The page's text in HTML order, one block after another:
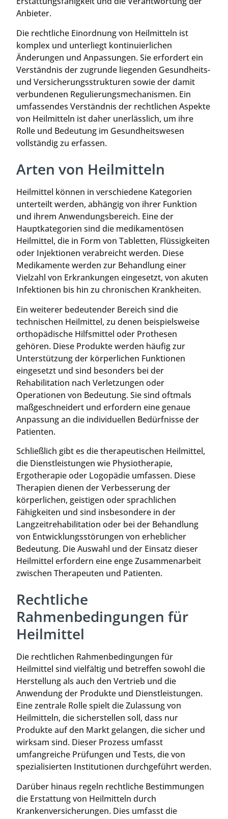
Anbieter.
Die rechtliche Einordnung von Heilmitteln ist
komplex und unterliegt kontinuierlichen
Änderungen und Anpassungen. Sie erfordert ein
Verständnis der zugrunde liegenden Gesundheits-
und Versicherungsstrukturen sowie der damit
verbundenen Regulierungsmechanismen. Ein
umfassendes Verständnis der rechtlichen Aspekte
von Heilmitteln ist daher unerlässlich, um ihre
Rolle und Bedeutung im Gesundheitswesen
vollständig zu erfassen.
Arten von Heilmitteln
Heilmittel können in verschiedene Kategorien
unterteilt werden, abhängig von ihrer Funktion
und ihrem Anwendungsbereich. Eine der
Hauptkategorien sind die medikamentösen
Heilmittel, die in Form von Tabletten, Flüssigkeiten
oder Injektionen verabreicht werden. Diese
Medikamente werden zur Behandlung einer
Vielzahl von Erkrankungen eingesetzt, von akuten
Infektionen bis hin zu chronischen Krankheiten.
Ein weiterer bedeutender Bereich sind die
technischen Heilmittel, zu denen beispielsweise
orthopädische Hilfsmittel oder Prothesen
gehören. Diese Produkte werden häufig zur
Unterstützung der körperlichen Funktionen
eingesetzt und sind besonders bei der
Rehabilitation nach Verletzungen oder
Operationen von Bedeutung. Sie sind oftmals
maßgeschneidert und erfordern eine genaue
Anpassung an die individuellen Bedürfnisse der
Patienten.
Schließlich gibt es die therapeutischen Heilmittel,
die Dienstleistungen wie Physiotherapie,
Ergotherapie oder Logopädie umfassen. Diese
Therapien dienen der Verbesserung der
körperlichen, geistigen oder sprachlichen
Fähigkeiten und sind insbesondere in der
Langzeitrehabilitation oder bei der Behandlung
von Entwicklungsstörungen von erheblicher
Bedeutung. Die Auswahl und der Einsatz dieser
Heilmittel erfordern eine enge Zusammenarbeit
zwischen Therapeuten und Patienten.
Rechtliche
Rahmenbedingungen für
Heilmittel
Die rechtlichen Rahmenbedingungen für
Heilmittel sind vielfältig und betreffen sowohl die
Herstellung als auch den Vertrieb und die
Anwendung der Produkte und Dienstleistungen.
Eine zentrale Rolle spielt die Zulassung von
Heilmitteln, die sicherstellen soll, dass nur
Produkte auf den Markt gelangen, die sicher und
wirksam sind. Dieser Prozess umfasst
umfangreiche Prüfungen und Tests, die von
spezialisierten Institutionen durchgeführt werden.
Darüber hinaus regeln rechtliche Bestimmungen
die Erstattung von Heilmitteln durch
Krankenversicherungen. Dies umfasst die